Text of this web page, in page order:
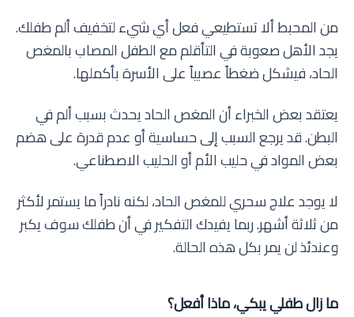
من المحبط ألا تستطيعي فعل أي شيء لتخفيف ألم طفلك.
يجد الأهل صعوبة في التأقلم مع الطفل المصاب بالمغص
الحاد، فيشكل ضغطاً عصبياً على الأسرة بأكملها.
يعتقد بعض الخبراء أن المغص الحاد يحدث بسبب ألم في
البطن. قد يرجع السبب إلى حساسية أو عدم قدرة على هضم
بعض المواد في حليب الأم أو الحليب الاصطناعي.
لا يوجد علاج سحري للمغص الحاد، لكنه نادراً ما يستمر لأكثر
من ثلاثة أشهر. ربما يفيدك التفكير في أن طفلك سوف يكبر
وعندئذ لن يمر بكل هذه الحالة.
ما زال طفلي يبكي، ماذا أفعل؟